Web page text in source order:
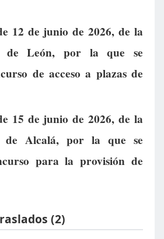
12 de junio de 2026, de la
de León, por la que se
de acceso a plazas de
15 de junio de 2026, de la
de Alcalá, por la que se
para la provisión de
(2)